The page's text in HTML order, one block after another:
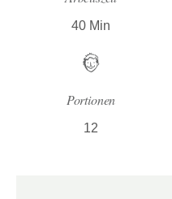
40 Min
Portionen
12